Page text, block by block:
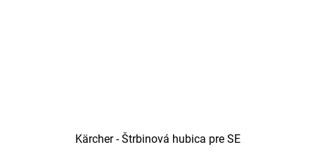
Kärcher - Štrbinová hubica pre SE